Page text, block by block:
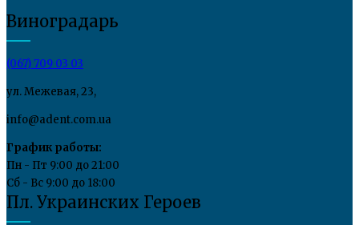
Виноградарь
(067) 709 03 03
ул. Межевая, 23,
info@adent.com.ua
График работы:
Пн - Пт 9:00 до 21:00
Сб - Вс 9:00 до 18:00
Пл. Украинских Героев